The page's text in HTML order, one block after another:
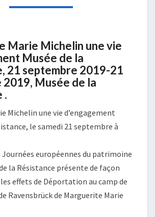
Marie Michelin une vie
Musée de la
21 septembre 2019-21
Musée de la
.
Michelin une vie d’engagement
le samedi 21 septembre à
Journées européennes du patrimoine
la Résistance présente de façon
effets de Déportation au camp de
Ravensbrück de Marguerite Marie